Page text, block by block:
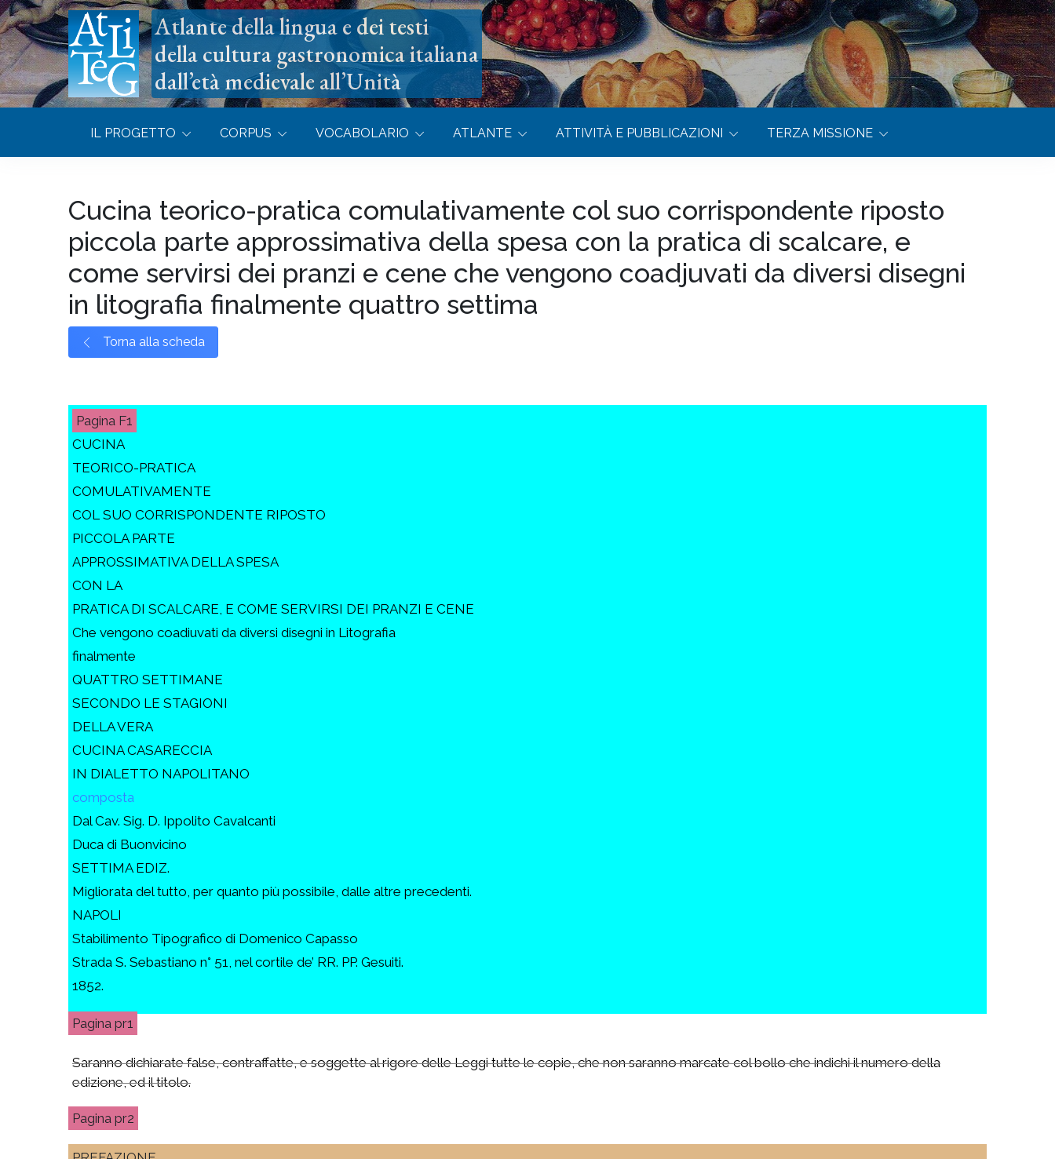
Atlante della lingua e dei testi
della cultura gastronomica italiana
dall’età medievale all’Unità
IL PROGETTO CORPUS VOCABOLARIO ATLANTE ATTIVITÀ E PUBBLICAZIONI TERZA MISSIONE
Cucina teorico-pratica comulativamente col suo corrispondente riposto
piccola parte approssimativa della spesa con la pratica di scalcare, e
come servirsi dei pranzi e cene che vengono coadjuvati da diversi disegni
in litografia finalmente quattro settima
Torna alla scheda
F1
CUCINA
TEORICO-PRATICA
COMULATIVAMENTE
COL SUO CORRISPONDENTE RIPOSTO
PICCOLA PARTE
APPROSSIMATIVA DELLA SPESA
CON LA
PRATICA DI SCALCARE, E COME SERVIRSI DEI PRANZI E CENE
Che vengono coadiuvati da diversi disegni in Litografia
finalmente
QUATTRO SETTIMANE
SECONDO LE STAGIONI
DELLA VERA
CUCINA CASARECCIA
IN DIALETTO NAPOLITANO
composta
Dal Cav. Sig. D. Ippolito Cavalcanti
Duca di Buonvicino
SETTIMA EDIZ.
Migliorata del tutto, per quanto più possibile, dalle altre precedenti.
NAPOLI
Stabilimento Tipografico di Domenico Capasso
Strada S. Sebastiano n° 51, nel cortile de’ RR. PP. Gesuiti.
1852.
pr1
Saranno dichiarate false, contraffatte, e soggette al rigore delle Leggi tutte le copie, che non saranno marcate col bollo che indichi il numero della
edizione, ed il titolo.
pr2